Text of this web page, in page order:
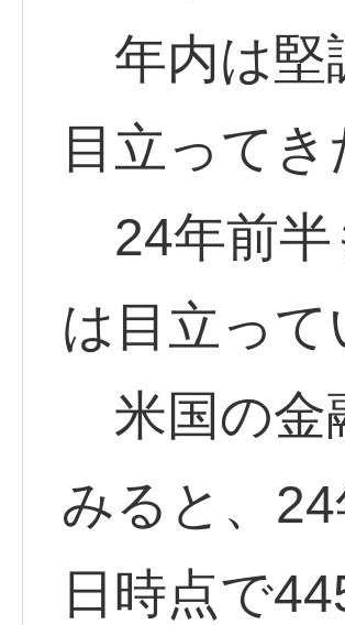
年内は堅
目立ってき
24年前半
は目立っ
米国の金
みると、
日時点で